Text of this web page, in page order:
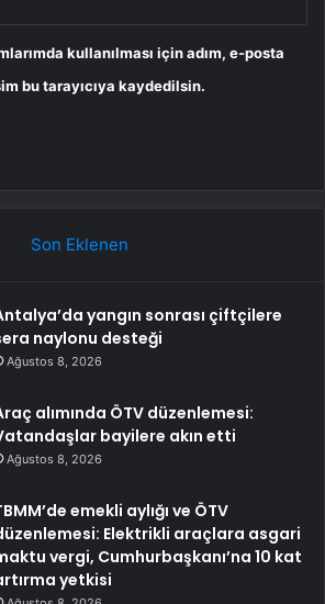
kullanılması için adım, e-posta
bu tarayıcıya kaydedilsin.
Son Eklenen
yangın sonrası çiftçilere
naylonu desteği
Ağustos 8, 2026
alımında ÖTV düzenlemesi:
bayilere akın etti
Ağustos 8, 2026
emekli aylığı ve ÖTV
Elektrikli araçlara asgari
vergi, Cumhurbaşkanı’na 10 kat
yetkisi